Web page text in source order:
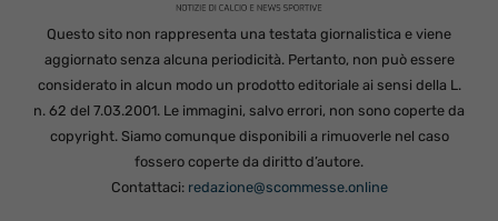
Questo sito non rappresenta una testata giornalistica e viene
aggiornato senza alcuna periodicità. Pertanto, non può essere
considerato in alcun modo un prodotto editoriale ai sensi della L.
n. 62 del 7.03.2001. Le immagini, salvo errori, non sono coperte da
copyright. Siamo comunque disponibili a rimuoverle nel caso
fossero coperte da diritto d’autore.
Contattaci: redazione@scommesse.online